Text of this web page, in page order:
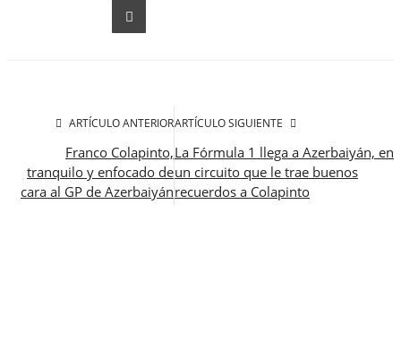
ARTÍCULO ANTERIOR
Franco Colapinto,
tranquilo y enfocado de
cara al GP de Azerbaiyán
ARTÍCULO SIGUIENTE
La Fórmula 1 llega a Azerbaiyán, en
un circuito que le trae buenos
recuerdos a Colapinto